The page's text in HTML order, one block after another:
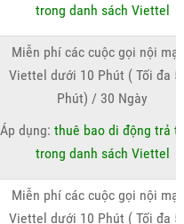
trong danh sách Viettel
Miễn phí các cuộc gọi nội
Viettel dưới 10 Phút ( Tối đa
Phút) / 30 Ngày
Áp dụng:thuê bao di động trả
trong danh sách Viettel
Miễn phí các cuộc gọi nội
Viettel dưới 10 Phút ( Tối đa